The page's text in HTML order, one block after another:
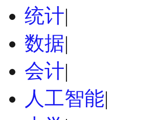
统计|
数据|
会计|
人工智能|